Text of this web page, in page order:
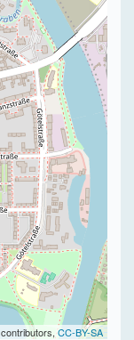
contributors,CC-BY-SA